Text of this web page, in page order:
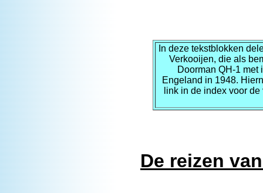
In deze tekstblokken
Verkooijen, die als
Doorman QH-1 met
Engeland in 1948.
link in de index voor
De reizen